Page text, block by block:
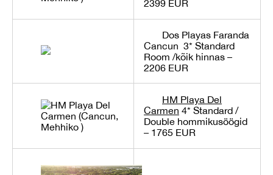
2399 EUR
Dos Playas Faranda
Cancun 3* Standard
Room /kõik hinnas –
2206 EUR
HM Playa Del
Carmen 4* Standard /
Double hommikusöögid
– 1765 EUR